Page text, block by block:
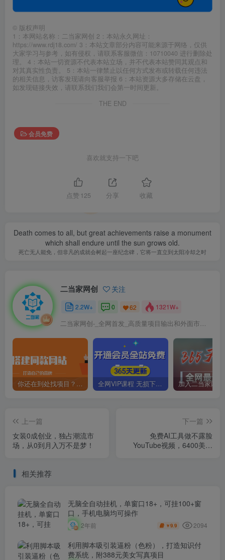
© 版权声明
1：本网站名称：二当家网创 2：本站永久网址：
https://www.rdj18.com/ 3：本站文章部分内容可能来源于网络，仅供
大家学习与参考，如有侵权，请联系客服微信：10710040 进行删除处
理。 4：本站一切资源不代表本站立场，并不代表本站赞同其观点和
对其真实性负责。 5：本站一律禁止以任何方式发布或转载任何违法
的相关信息，访客发现请向客服举报 6：本站资源大多存储在云盘，
如发现链接失效，请联系我们我们会第一时间更新。
THE END
会员免费
喜欢就支持一下吧
点赞 125 分享 收藏
Death comes to all, but great achievements raise a monument
which shall endure until the sun grows old.
死亡无人能免，但非凡的成就会树起一座纪念碑，它将一直立到太阳冷却之时
二当家网创 关注
2.2W+ 0 62 1321W+
二当家网创-_全网首发_高质量项目输出和外面市场高价课程一模一样
你还在到处找项目？还在当韭菜？我靠卖项目一个月收入5万+，曾经我也是个失败者。 全网VIP课程 无损下载~
上一篇
女装0成创业，独占潮流市
场，从0到月入万不是梦！
下一篇
免费AI工具做不露脸
YouTube视频，6400美金
相关推荐
无脑全自动挂机，单窗口18+，可挂100+窗
口，手机电脑均可操作
2年前 ￥9.9 2094
利用脚本吸引装逼粉（色粉），打造知识付
费系统，附388元美女写真项目